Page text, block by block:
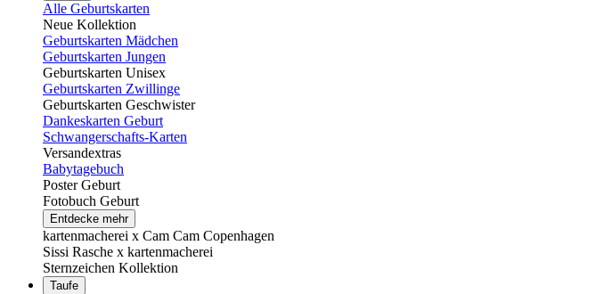
Alle Geburtskarten
Neue Kollektion
Geburtskarten Mädchen
Geburtskarten Jungen
Geburtskarten Unisex
Geburtskarten Zwillinge
Geburtskarten Geschwister
Dankeskarten Geburt
Schwangerschafts-Karten
Versandextras
Babytagebuch
Poster Geburt
Fotobuch Geburt
Entdecke mehr
kartenmacherei x Cam Cam Copenhagen
Sissi Rasche x kartenmacherei
Sternzeichen Kollektion
Taufe